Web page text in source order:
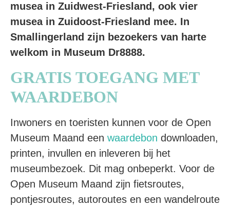
musea in Zuidwest-Friesland, ook vier
musea in Zuidoost-Friesland mee. In
Smallingerland zijn bezoekers van harte
welkom in Museum Dr8888.
GRATIS TOEGANG MET
WAARDEBON
Inwoners en toeristen kunnen voor de Open
Museum Maand een waardebon downloaden,
printen, invullen en inleveren bij het
museumbezoek. Dit mag onbeperkt. Voor de
Open Museum Maand zijn fietsroutes,
pontjesroutes, autoroutes en een wandelroute